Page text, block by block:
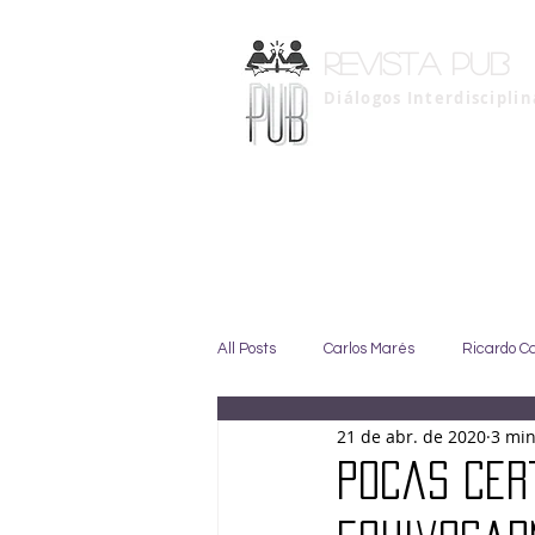
Revista pub
Diálogos
All Posts Carlos Marés Ricardo
Marise Duarte Johny GIffoni
Pocas
21 de abr. de 2020 3